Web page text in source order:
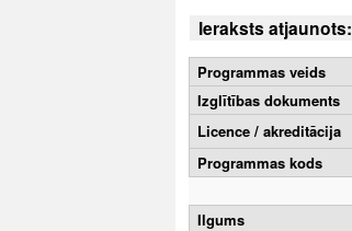
V
Ieraksts atjaunots:
Programmas veids
Izglītības dokuments
Licence / akreditācija
Programmas kods
Ilgums